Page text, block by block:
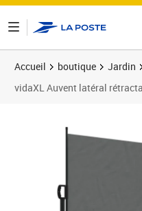
Accueil boutique Jardin
vidaXL Auvent latéral